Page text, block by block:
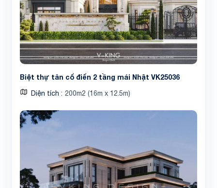
Biệt thự tân cổ điển 2 tầng mái Nhật VK25036
Diện tích 200m2 (16m x 12.5m)